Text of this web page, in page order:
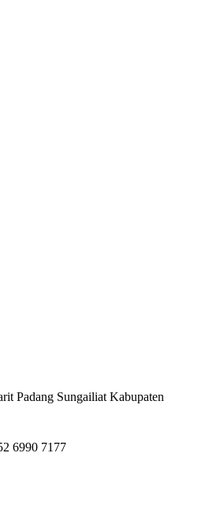
Padang Sungailiat Kabupaten
6990 7177